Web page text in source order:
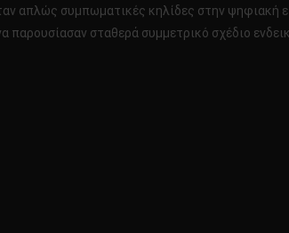
απλώς συμπωματικές κηλίδες στην ψηφιακή
παρουσίασαν σταθερά συμμετρικό σχέδιο